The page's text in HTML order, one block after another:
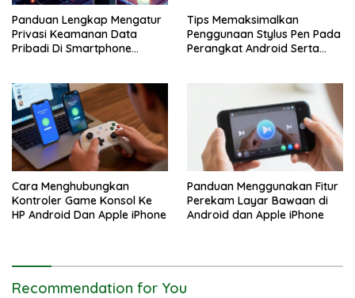
Panduan Lengkap Mengatur
Privasi Keamanan Data
Pribadi Di Smartphone
Tips Memaksimalkan
Penggunaan Stylus Pen Pada
Perangkat Android Serta
Cara Menghubungkan
Kontroler Game Konsol Ke
HP Android Dan Apple iPhone
Panduan Menggunakan Fitur
Perekam Layar Bawaan di
Android dan Apple iPhone
Recommendation for You